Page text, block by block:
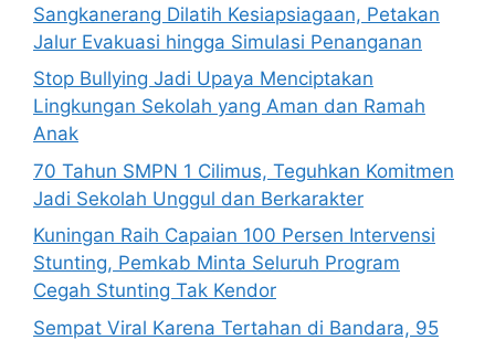
Sangkanerang Dilatih Kesiapsiagaan, Petakan
Jalur Evakuasi hingga Simulasi Penanganan
Stop Bullying Jadi Upaya Menciptakan
Lingkungan Sekolah yang Aman dan Ramah
Anak
70 Tahun SMPN 1 Cilimus, Teguhkan Komitmen
Jadi Sekolah Unggul dan Berkarakter
Kuningan Raih Capaian 100 Persen Intervensi
Stunting, Pemkab Minta Seluruh Program
Cegah Stunting Tak Kendor
Sempat Viral Karena Tertahan di Bandara, 95